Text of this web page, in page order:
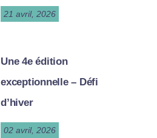
21 avril, 2026
Une 4e édition
exceptionnelle – Défi
d’hiver
02 avril, 2026